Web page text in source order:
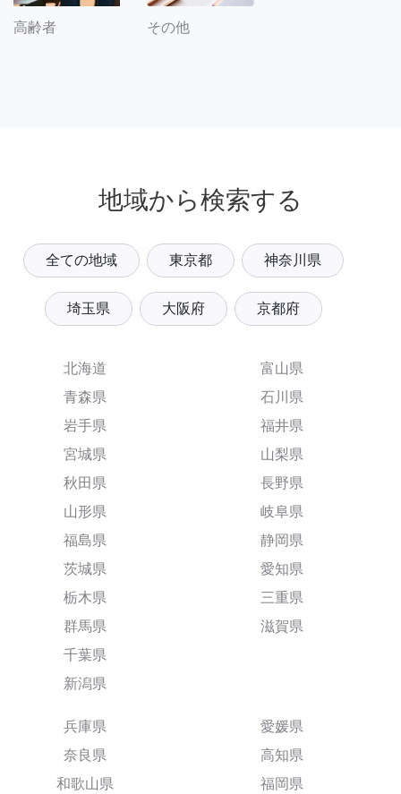
高齢者 その他
地域から検索する
全ての地域 東京都 神奈川県
埼玉県 大阪府 京都府
北海道
青森県
岩手県
宮城県
秋田県
山形県
福島県
茨城県
栃木県
群馬県
千葉県
新潟県
富山県
石川県
福井県
山梨県
長野県
岐阜県
静岡県
愛知県
三重県
滋賀県
兵庫県
奈良県
和歌山県
愛媛県
高知県
福岡県